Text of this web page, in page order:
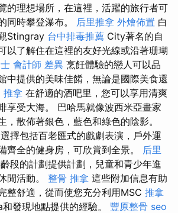
的理想場所，在這裡，活躍的旅行者可
同時攀登瀑布。 后里推拿 外燴佈置 白
Stingray 台中排毒推薦 City著名的自
以了解住在這裡的友好光線或沿著珊瑚
會計師 差異 烹飪體驗的戀人可以品
中提供的美味佳餚，無論是國際美食還
推拿 在舒適的酒吧里，您可以享用清爽
享受大海。 巴哈馬就像波西米亞畫家
，散佈著銀色，藍色和綠色的陰影。
擇包括百老匯式的戲劇表演，戶外運
齊全的健身房，可欣賞到全景。 后里
段的計劃提供計劃，兒童和青少年進
閒活動。 整骨 推拿 這些附加信息有助
整舒適，從而使您充分利用MSC 推拿
發現地點提供的經驗。 豐原整骨 seo